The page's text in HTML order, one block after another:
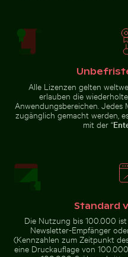
Felsformationen des
Nationalpark Sächsische Schweiz
Sibirischer Husky läuft
Sibirischer Husky läuft am
Strand durch das Wasser
Städtische Szene mit
Alle Lizenzen gelten
erlauben die
Anwendungsbereichen. Jedes
zugänglich gemacht werden,
mit der “
Standard
Die Nutzung bis 100.000 ist
Newsletter-Empfänger
(Kennzahlen zum Zeitpunkt
eine Druckauflage von